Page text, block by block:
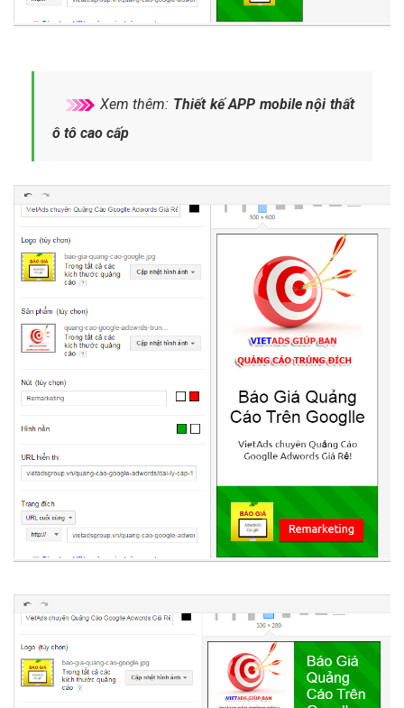
Xem thêm: Thiết kế APP mobile nội thất
ô tô cao cấp